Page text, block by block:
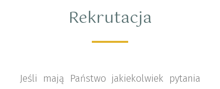
Rekrutacja
Jeśli mają Państwo jakiekolwiek pytania